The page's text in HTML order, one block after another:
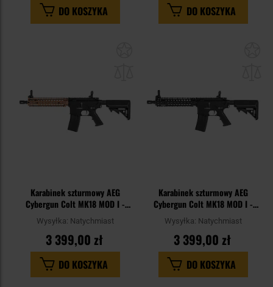
DO KOSZYKA DO KOSZYKA
Karabinek szturmowy AEG
Cybergun Colt MK18 MOD I -
Dark Earth
Wysyłka: Natychmiast
3 399,00 zł
DO KOSZYKA
Karabinek szturmowy AEG
Cybergun Colt MK18 MOD I -
Black
Wysyłka: Natychmiast
3 399,00 zł
DO KOSZYKA